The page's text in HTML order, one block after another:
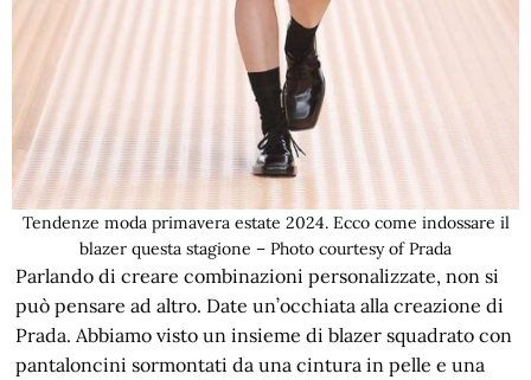
Tendenze moda primavera estate 2024. Ecco come indossare il
blazer questa stagione – Photo courtesy of Prada
Parlando di creare combinazioni personalizzate, non si
può pensare ad altro. Date un’occhiata alla creazione di
Prada. Abbiamo visto un insieme di blazer squadrato con
pantaloncini sormontati da una cintura in pelle e una